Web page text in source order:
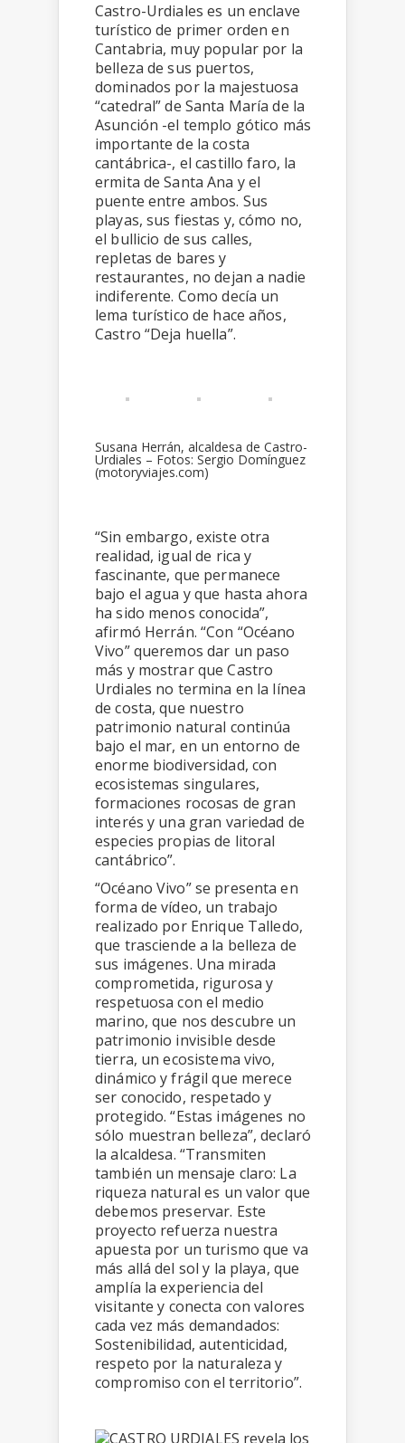
Castro-Urdiales es un enclave
turístico de primer orden en
Cantabria, muy popular por la
belleza de sus puertos,
dominados por la majestuosa
“catedral” de Santa María de la
Asunción -el templo gótico más
importante de la costa
cantábrica-, el castillo faro, la
ermita de Santa Ana y el
puente entre ambos. Sus
playas, sus fiestas y, cómo no,
el bullicio de sus calles,
repletas de bares y
restaurantes, no dejan a nadie
indiferente. Como decía un
lema turístico de hace años,
Castro “Deja huella”.
Susana Herrán, alcaldesa de Castro-
Urdiales – Fotos: Sergio Domínguez
(motoryviajes.com)
“Sin embargo, existe otra
realidad, igual de rica y
fascinante, que permanece
bajo el agua y que hasta ahora
ha sido menos conocida”,
afirmó Herrán. “Con “Océano
Vivo” queremos dar un paso
más y mostrar que Castro
Urdiales no termina en la línea
de costa, que nuestro
patrimonio natural continúa
bajo el mar, en un entorno de
enorme biodiversidad, con
ecosistemas singulares,
formaciones rocosas de gran
interés y una gran variedad de
especies propias de litoral
cantábrico”.
“Océano Vivo” se presenta en
forma de vídeo, un trabajo
realizado por Enrique Talledo,
que trasciende a la belleza de
sus imágenes. Una mirada
comprometida, rigurosa y
respetuosa con el medio
marino, que nos descubre un
patrimonio invisible desde
tierra, un ecosistema vivo,
dinámico y frágil que merece
ser conocido, respetado y
protegido. “Estas imágenes no
sólo muestran belleza”, declaró
la alcaldesa. “Transmiten
también un mensaje claro: La
riqueza natural es un valor que
debemos preservar. Este
proyecto refuerza nuestra
apuesta por un turismo que va
más allá del sol y la playa, que
amplía la experiencia del
visitante y conecta con valores
cada vez más demandados:
Sostenibilidad, autenticidad,
respeto por la naturaleza y
compromiso con el territorio”.